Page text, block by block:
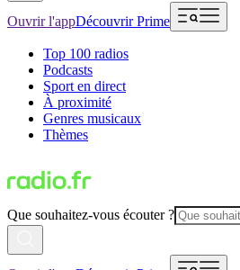
Ouvrir l'appDécouvrir Prime
Top 100 radios
Podcasts
Sport en direct
À proximité
Genres musicaux
Thèmes
Que souhaitez-vous écouter ?